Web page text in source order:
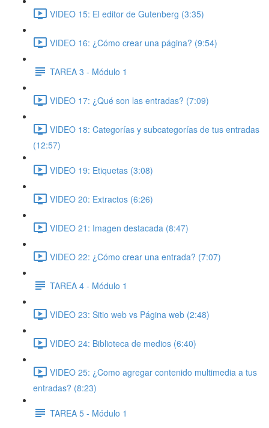
VIDEO 15: El editor de Gutenberg (3:35)
VIDEO 16: ¿Cómo crear una página? (9:54)
TAREA 3 - Módulo 1
VIDEO 17: ¿Qué son las entradas? (7:09)
VIDEO 18: Categorías y subcategorías de tus entradas
(12:57)
VIDEO 19: Etiquetas (3:08)
VIDEO 20: Extractos (6:26)
VIDEO 21: Imagen destacada (8:47)
VIDEO 22: ¿Cómo crear una entrada? (7:07)
TAREA 4 - Módulo 1
VIDEO 23: Sitio web vs Página web (2:48)
VIDEO 24: Biblioteca de medios (6:40)
VIDEO 25: ¿Como agregar contenido multimedia a tus
entradas? (8:23)
TAREA 5 - Módulo 1